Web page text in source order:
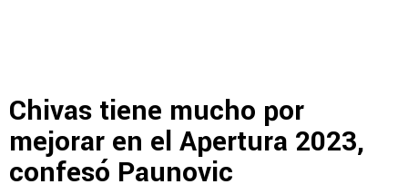
Chivas tiene mucho por
mejorar en el Apertura 2023,
confesó Paunovic